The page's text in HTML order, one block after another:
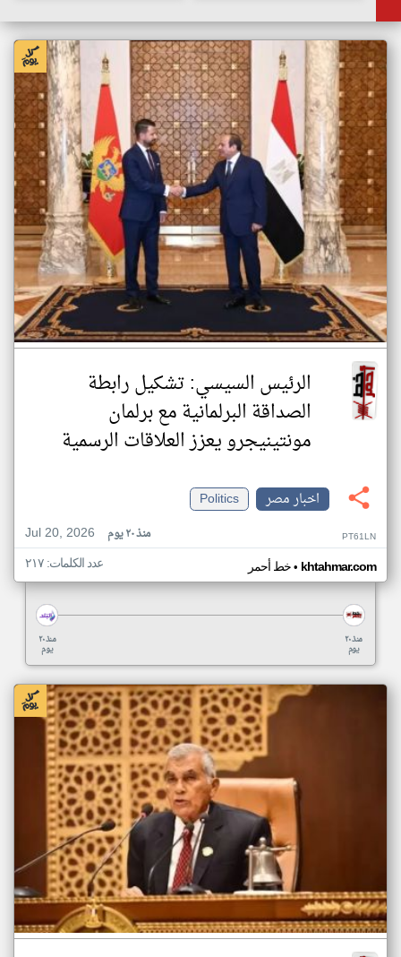
الرئيس السيسي: تشكيل رابطة
الصداقة البرلمانية مع برلمان
مونتينيجرو يعزز العلاقات الرسمية
اخبار مصر
Politics
Jul 20, 2026
منذ ٢٠ يوم PT61LN
خط أحمر• khtahmar.com عدد الكلمات: ٢١٧
منذ ٢٠
يوم
منذ ٢٠
يوم